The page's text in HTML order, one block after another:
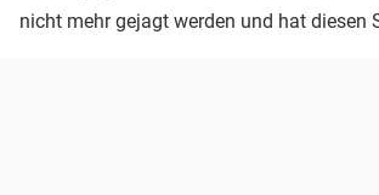
nicht mehr gejagt werden und hat diesen